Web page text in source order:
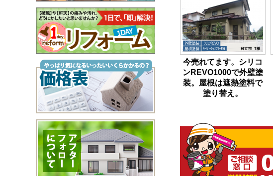
今売れてます。シリコ
ンREVO1000で外壁塗
装。屋根は遮熱塗料で
塗り替え。